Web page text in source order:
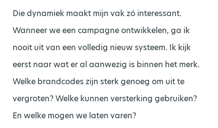
Die dynamiek maakt mijn vak zó interessant.
Wanneer we een campagne ontwikkelen, ga ik
nooit uit van een volledig nieuw systeem. Ik kijk
eerst naar wat er al aanwezig is binnen het merk.
Welke brandcodes zijn sterk genoeg om uit te
vergroten? Welke kunnen versterking gebruiken?
En welke mogen we laten varen?